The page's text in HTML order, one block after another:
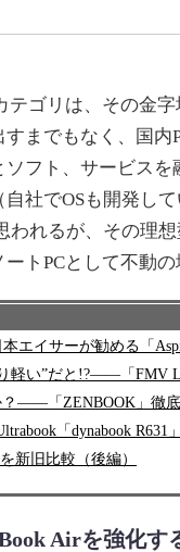
ゴリは、その金
までもなく、国内
フト、サービス
社でOSも開発し
われるが、その理
トPCとして不動の
エイサーが勧める「
軽い”だと!?――「FMV
――「ZENBOOK」徹底
「dynabook R631
新旧比較（後編）
Airを強化す